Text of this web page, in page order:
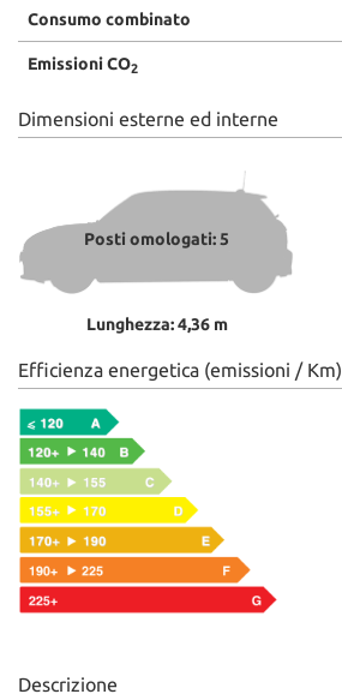
Consumo combinato
Emissioni CO2
Dimensioni esterne ed interne
Posti omologati: 5
Lunghezza: 4,36 m
Efficienza energetica (emissioni / Km)
Descrizione